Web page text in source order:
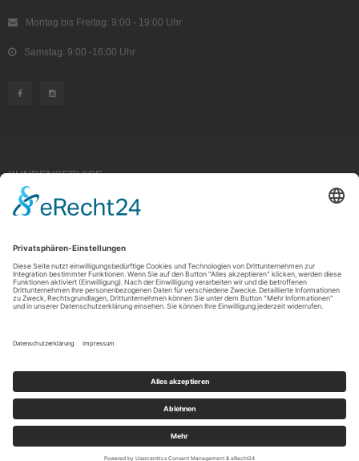
Montag bis Freitag: 9:00 - 19:00 Uhr
Samstag: 9:00 -16:00 Uhr
KUNDENSERVICE
ÜBER UNS